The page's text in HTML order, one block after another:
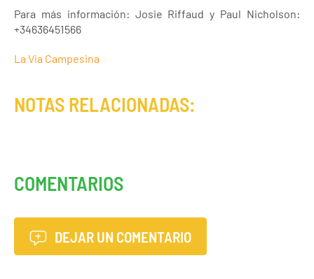
Para más información: Josie Riffaud y Paul Nicholson:
+34636451566
La Via Campesina
NOTAS RELACIONADAS:
COMENTARIOS
DEJAR UN COMENTARIO